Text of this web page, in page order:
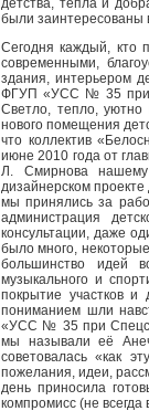
детства, тепла и
были заинтересованы
Сегодня каждый, кто
современными,
здания, интерьером
ФГУП «УСС № 35 при
Светло, тепло, уютно
нового помещения
что коллектив
июне 2010 года от
Л. Смирнова нашему
дизайнерском
мы принялись за
администрация
консультации, даже
было много,
большинство идей
музыкального и
покрытие участков
пониманием шли
«УСС № 35 при
мы называли её
советовалась «как
пожелания, идеи,
день приносила
компромисс (не всегда